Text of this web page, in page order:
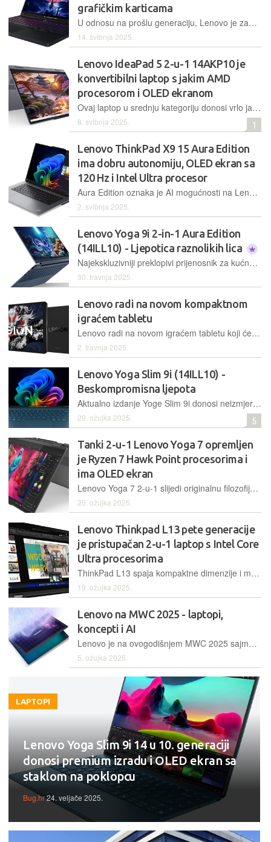
grafičkim karticama
U odnosu na prošlu generaciju, Lenovo je zamijenio Intelove Raptor Lake s Arrow Lake Core Ultra procesorima, te donosi Nvidia Blackwell grafičke kartice uz promjene i u dizajnu kućišta
14. svibnja 2025.
Lenovo IdeaPad 5 2-u-1 14AKP10 je
konvertibilni laptop s jakim AMD
procesorom i OLED ekranom
Ovaj laptop u srednju kategoriju donosi vrlo jake perfromanse zahvaljujući AMD Ryzen AI 7 350 procesoru, raznolike načine korištenja zbog 2-u-1 dizajna te napredni OLED ekran
8. svibnja 2025. 1
Lenovo ThinkPad X9 15 Aura Edition
ima dobru autonomiju, OLED ekran sa
120 Hz i Intel Ultra procesor
Aura Edition oznaka je AI mogućnosti na Lenovo laptopima, a ovaj model oslanja se na Intelove Lunar Lake procesore s prilično sposobnom integriranom grafikum, ali i na premium izradu i OLED ekran
2. svibnja 2025.
Lenovo Yoga 9i 2-in-1 Aura Edition
(14ILL10) - Ljepotica raznolikih lica
Najekskluzivniji preklopivi prijenosnik za kućne korisnike ove godine donosi unaprijeđeni dizajn, prekrasni OLED ekran visoke razlučivosti te bitno poboljšanu autonomiju
30. travnja 2025.
Lenovo radi na novom kompaktnom
igraćem tabletu
Lenovo radi na novom igraćem tabletu koji će, baš kao i aktualni model, imati 8,8-inčni zaslon. Uz to, imat će Qualcommov trenutno najjači SoC za mobitele, Snapdragon 8 Elite
2. travnja 2025.
Lenovo Yoga Slim 9i (14ILL10) -
Beskompromisna ljepota
Aktualno izdanje Yoge Slim 9i donosi neizmjerno lijep dizajn u kombinaciji s odličnim ekranom, a također, radi se o jednom od prvih laptopa temeljenih na Intelovoj najnovijoj mobilnoj platformi Evo Edition
29. ožujka 2025. 5
Tanki 2-u-1 Lenovo Yoga 7 opremljen
je Ryzen 7 Hawk Point procesorima i
ima OLED ekran
Lenovo Yoga 7 2-u-1 slijedi originalnu filozofiju Yoga laptopa u vidu mogućnosti korištenja u više načina rada sve do tablet moda. Uz to, Yoga 7 dolazi s AMD Ryzen procesorima i ima OLED panel preciznih boja i ogromnog kontrasta
25. ožujka 2025.
Lenovo Thinkpad L13 pete generacije
je pristupačan 2-u-1 laptop s Intel Core
Ultra procesorima
ThinkPad L13 spaja kompaktne dimenzije i malu masu s konvertibilnim dizajnom, pa se može koristiti kao tablet i dolazi sa stylusom. Hardverski se naslanja na Intel Core Ultra procesore i ima vrlo solidnu opremljenost
19. ožujka 2025.
Lenovo na MWC 2025 - laptopi,
koncepti i AI
Lenovo je na ovogodišnjem MWC 2025 sajmu u Barceloni predstavio nove modele prijenosnih računala, klasične i konceptualne, zatim jedinstvene Magic Bay dodatke te AI rješenja za mala i srednja poduzeća
5. ožujka 2025.
LAPTOPI
Lenovo Yoga Slim 9i 14 u 10. generaciji
donosi premium izradu i OLED ekran sa
staklom na poklopcu
Bug.hr24. veljače 2025.